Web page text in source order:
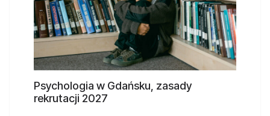
Psychologia w Gdańsku, zasady
rekrutacji 2027